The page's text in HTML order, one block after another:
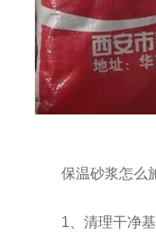
保温砂浆怎么
1、清理干净基面